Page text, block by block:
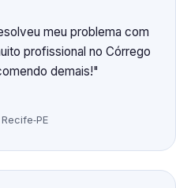
meu problema com
profissional no Córrego
demais!